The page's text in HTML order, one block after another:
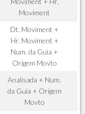
Moviment
Dt. Moviment +
Hr. Moviment +
Num. da Guia +
Origem Movto
Analisada + Num.
da Guia + Origem
Movto